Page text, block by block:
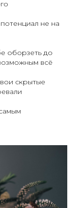
не на
оборзеть до
всё
скрытые